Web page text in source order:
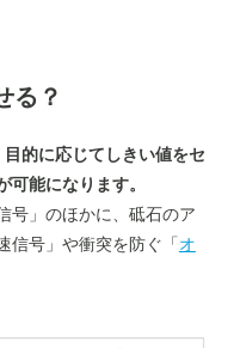
る？
的に応じてしきい値をセ
可能になります。
号」のほかに、砥石のア
信号」や衝突を防ぐ「オ